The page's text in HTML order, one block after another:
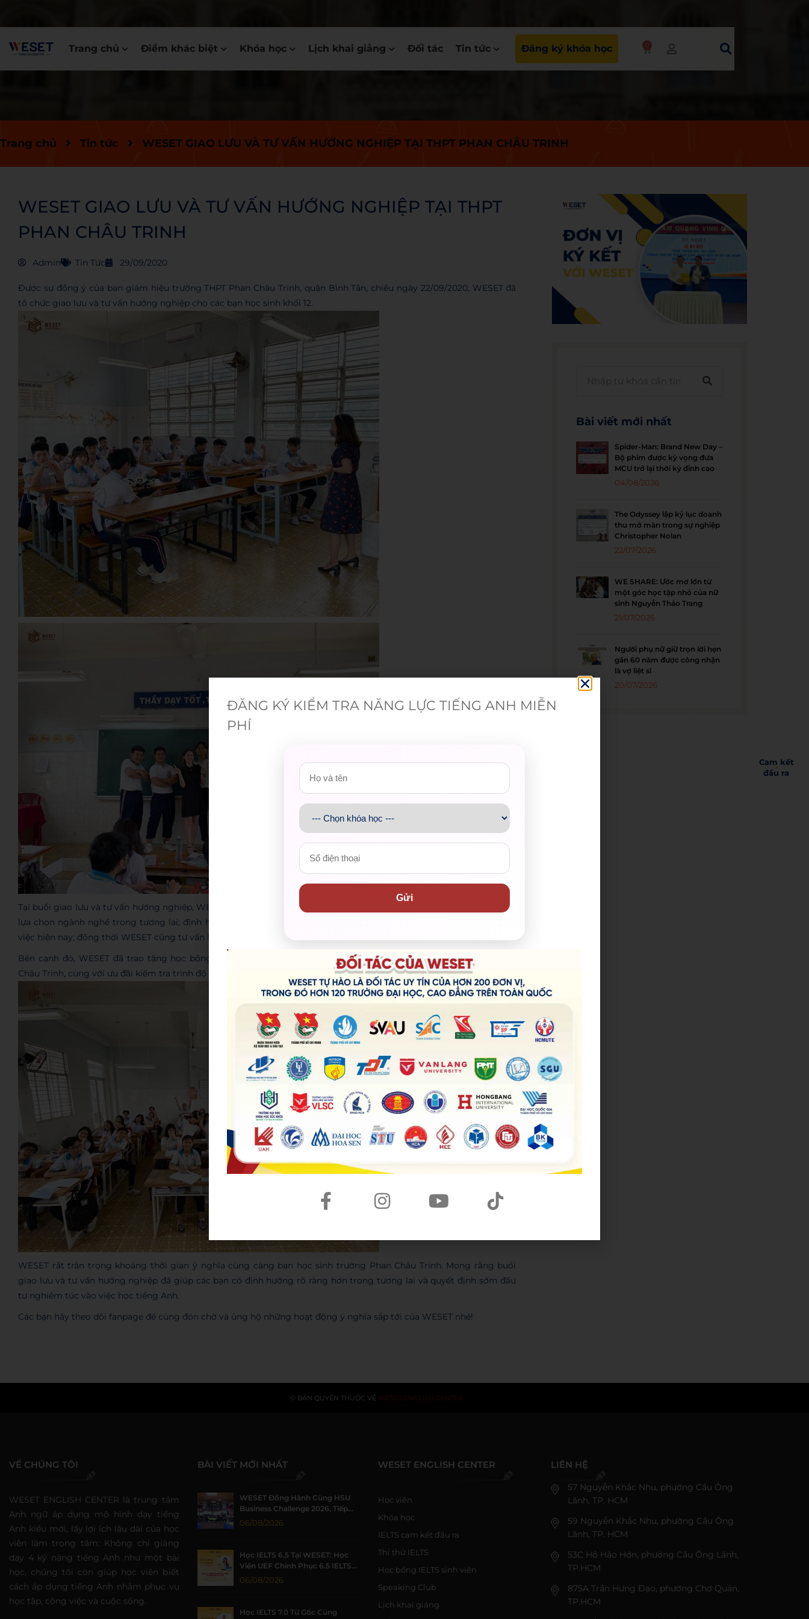
Trang chủ Điểm khác biệt Khóa học Lịch khai giảng Đối tác Tin tức Đăng ký khóa học 0
Trang chủ Tin tức WESET GIAO LƯU VÀ TƯ VẤN HƯỚNG NGHIỆP TẠI THPT PHAN CHÂU TRINH
WESET GIAO LƯU VÀ TƯ VẤN HƯỚNG NGHIỆP TẠI THPT
PHAN CHÂU TRINH
Admin Tin Tức 29/09/2020
Được sự đồng ý của ban giám hiệu trường THPT Phan Châu Trinh, quận Bình Tân, chiều ngày 22/09/2020, WESET đã
tổ chức giao lưu và tư vấn hướng nghiệp cho các bạn học sinh khối 12.
Tại buổi giao lưu và tư vấn hướng nghiệp, WESET đã lắng nghe những tâm tư, lo lắng của các bạn học sinh trước việc
lựa chọn ngành nghề trong tương lai; định hướng về tầm quan trọng của tiếng Anh trong tất cả các lĩnh vực, công
việc hiện nay; đồng thời WESET cũng tư vấn lộ trình học tiếng Anh và IELTS phù hợp cho các bạn.
Bên cạnh đó, WESET đã trao tặng học bổng trị giá 2.000.000 đồng/bạn cho hơn 1300 học sinh trường THPT Phan
Châu Trinh, cùng với ưu đãi kiểm tra trình độ tiếng Anh và học thử miễn phí tại WESET.
WESET rất trân trọng khoảng thời gian ý nghĩa cùng càng bạn học sinh trường Phan Châu Trinh. Mong rằng buổi
giao lưu và tư vấn hướng nghiệp đã giúp các bạn có định hướng rõ ràng hơn trong tương lai và quyết định sớm đầu
tư nghiêm túc vào việc học tiếng Anh.
Các bạn hãy theo dõi fanpage để cùng đón chờ và ủng hộ những hoạt động ý nghĩa sắp tới của WESET nhé!
Bài viết mới nhất
Spider-Man: Brand New Day –
Bộ phim được kỳ vọng đưa
MCU trở lại thời kỳ đỉnh cao
04/08/2026
The Odyssey lập kỷ lục doanh
thu mở màn trong sự nghiệp
Christopher Nolan
22/07/2026
WE SHARE: Ước mơ lớn từ
một góc học tập nhỏ của nữ
sinh Nguyễn Thảo Trang
21/07/2026
Người phụ nữ giữ trọn lời hẹn
gần 60 năm được công nhận
là vợ liệt sĩ
20/07/2026
© BẢN QUYỀN THUỘC VỀ WESET ENGLISH CENTER
VỀ CHÚNG TÔI
WESET ENGLISH CENTER là trung tâm
Anh ngữ áp dụng mô hình dạy tiếng
Anh kiểu mới, lấy lợi ích lâu dài của học
viên làm trọng tâm: Không chỉ giảng
dạy 4 kỹ năng tiếng Anh như một bài
học, chúng tôi còn giúp học viên biết
cách áp dụng tiếng Anh nhằm phục vụ
học tập, công việc và cuộc sống.
BÀI VIẾT MỚI NHẤT
WESET Đồng Hành Cùng HSU
Business Challenge 2026, Tiếp
Sức Sinh Viên Khởi Nghiệp
06/08/2026
Học IELTS 6.5 Tại WESET: Học
Viên UEF Chinh Phục 6.5 IELTS
Nhờ Môi Trường Học Tập Chất
06/08/2026
Học IELTS 7.0 Từ Gốc Cùng
WESET ENGLISH CENTER
Học viên
Khóa học
IELTS cam kết đầu ra
Thi thử IELTS
Học bổng IELTS sinh viên
Speaking Club
Lịch khai giảng
LIÊN HỆ
57 Nguyễn Khắc Nhu, phường Cầu Ông
Lãnh, TP. HCM
59 Nguyễn Khắc Nhu, phường Cầu Ông
Lãnh, TP. HCM
53C Hồ Hảo Hớn, phường Cầu Ông Lãnh,
TP.HCM
875A Trần Hưng Đạo, phường Chợ Quán,
TP.HCM
Cam kết
đầu ra
ĐĂNG KÝ KIỂM TRA NĂNG LỰC TIẾNG ANH MIỄN
PHÍ
Gửi